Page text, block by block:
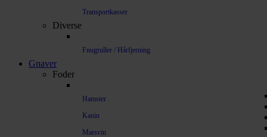
Transportkasser
Diverse
Fnugruller / Hårfjerning
Gnaver
Foder
Hamster
Kanin
Marsvin